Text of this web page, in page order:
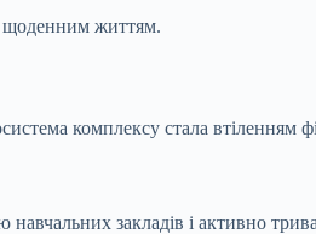
щоденним життям.
комплексу стала втіленням
закладів і активно